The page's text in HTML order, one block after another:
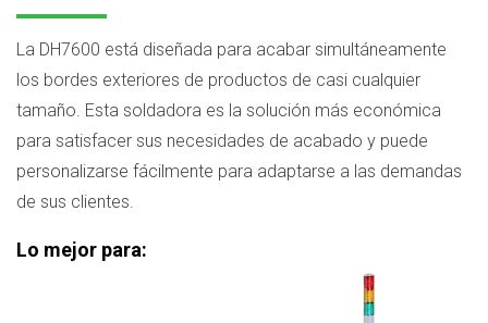
La DH7600 está diseñada para acabar simultáneamente
los bordes exteriores de productos de casi cualquier
tamaño. Esta soldadora es la solución más económica
para satisfacer sus necesidades de acabado y puede
personalizarse fácilmente para adaptarse a las demandas
de sus clientes.
Lo mejor para: